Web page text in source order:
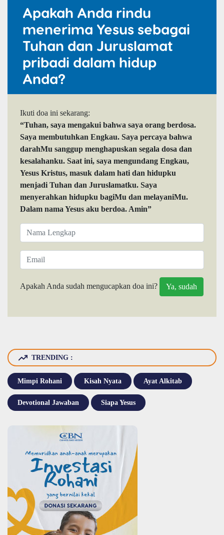
Apakah Anda rindu
menerima Yesus sebagai
Tuhan dan Juruslamat
pribadi dalam hidup
Anda?
Ikuti doa ini sekarang:
“Tuhan, saya mengakui bahwa saya orang berdosa.
Saya membutuhkan Engkau. Saya percaya bahwa
darahMu sanggup menghapuskan segala dosa dan
kesalahanku. Saat ini, saya mengundang Engkau,
Yesus Kristus, masuk dalam hati dan hidupku
menjadi Tuhan dan Juruslamatku. Saya
menyerahkan hidupku bagiMu dan melayaniMu.
Dalam nama Yesus aku berdoa. Amin”
Apakah Anda sudah mengucapkan doa ini?
TRENDING :
Mimpi Rohani Kisah Nyata Ayat Alkitab
Devotional Jawaban Siapa Yesus